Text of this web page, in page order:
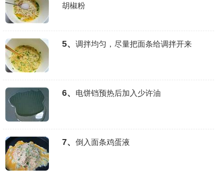
胡椒粉
5、 调拌均匀，尽量把面条给调拌开来
6、 电饼铛预热后加入少许油
7、 倒入面条鸡蛋液